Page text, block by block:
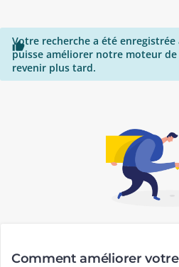

Votre recherche a été
puisse améliorer notre moteur
revenir plus tard.
Comment améliorer